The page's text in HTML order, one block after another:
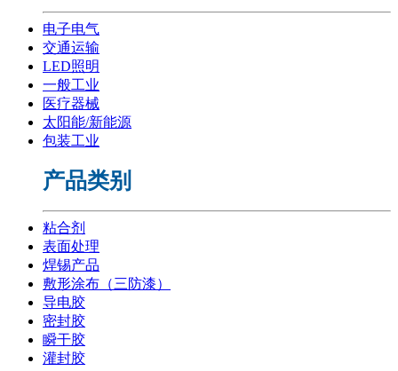
电子电气
交通运输
LED照明
一般工业
医疗器械
太阳能/新能源
包装工业
产品类别
粘合剂
表面处理
焊锡产品
敷形涂布（三防漆）
导电胶
密封胶
瞬干胶
灌封胶